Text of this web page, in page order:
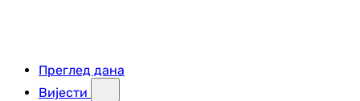
Преглед дана
Вијести